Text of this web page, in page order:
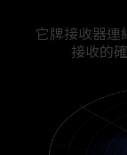
它牌接收器連
接收的